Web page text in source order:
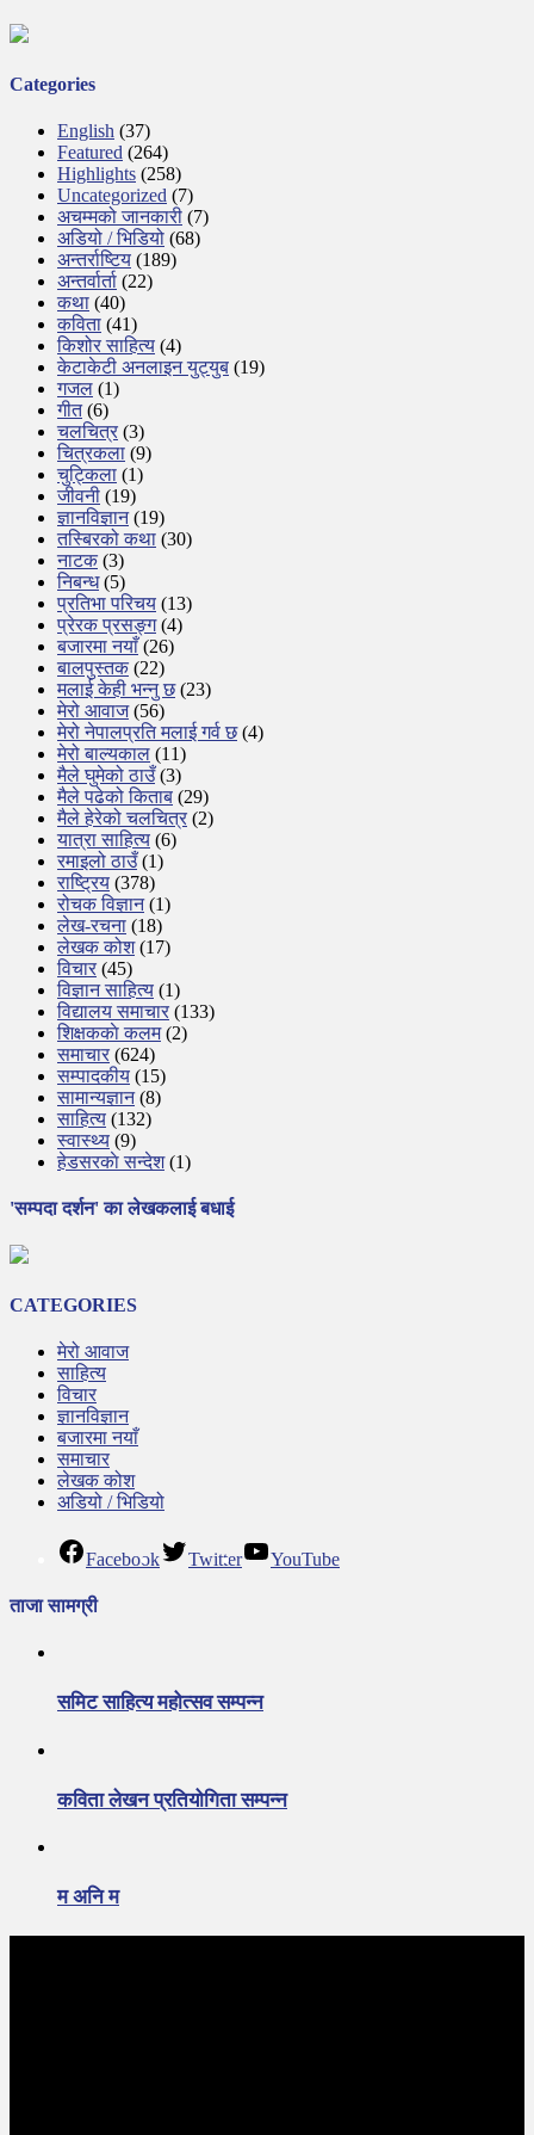
Categories
English (37)
Featured (264)
Highlights (258)
Uncategorized (7)
अचम्मको जानकारी (7)
अडियो / भिडियो (68)
अन्तर्राष्टिय (189)
अन्तर्वार्ता (22)
कथा (40)
कविता (41)
किशोर साहित्य (4)
केटाकेटी अनलाइन युट्युब (19)
गजल (1)
गीत(6)
चलचित्र (3)
चित्रकला (9)
चुट्किला (1)
जीवनी (19)
ज्ञानविज्ञान(19)
तस्बिरको कथा (30)
नाटक(3)
निबन्ध(5)
प्रतिभा परिचय (13)
प्रेरक प्रसङ्ग(4)
बजारमा नयाँ(26)
बालपुस्तक(22)
मलाई केही भन्नु छ(23)
मेरो आवाज(56)
मेरो नेपालप्रति मलाई गर्व छ(4)
मेरो बाल्यकाल (11)
मैले घुमेको ठाउँ(3)
मैले पढेको किताब (29)
मैले हेरेको चलचित्र (2)
यात्रा साहित्य (6)
रमाइलो ठाउँ(1)
राष्ट्रिय (378)
रोचक विज्ञान(1)
लेख-रचना (18)
लेखक कोश(17)
विचार (45)
विज्ञान साहित्य (1)
विद्यालय समाचार (133)
शिक्षककाे कलम(2)
समाचार (624)
सम्पादकीय (15)
सामान्यज्ञान(8)
साहित्य (132)
स्वास्थ्य (9)
हेडसरकाे सन्देश(1)
'सम्पदा दर्शन' का लेखकलाई बधाई
CATEGORIES
मेरो आवाज
साहित्य
विचार
ज्ञानविज्ञान
बजारमा नयाँ
समाचार
लेखक कोश
अडियो / भिडियो
Facebook Twitter YouTube
ताजा सामग्री
समिट साहित्य महोत्सव सम्पन्न
कविता लेखन प्रतियोगिता सम्पन्न
म अनि म